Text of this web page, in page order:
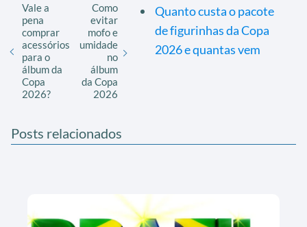
Quanto custa o pacote
de figurinhas da Copa
2026 e quantas vem
Vale a
pena
comprar
acessórios
para o
álbum da
Copa
2026?
Como
evitar
mofo e
umidade
no
álbum
da Copa
2026
Posts relacionados